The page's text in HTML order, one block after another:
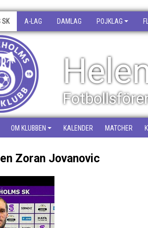
SK A-LAG DAMLAG POJKLAG
OM KLUBBEN KALENDER MATCHER
Zoran Jovanovic